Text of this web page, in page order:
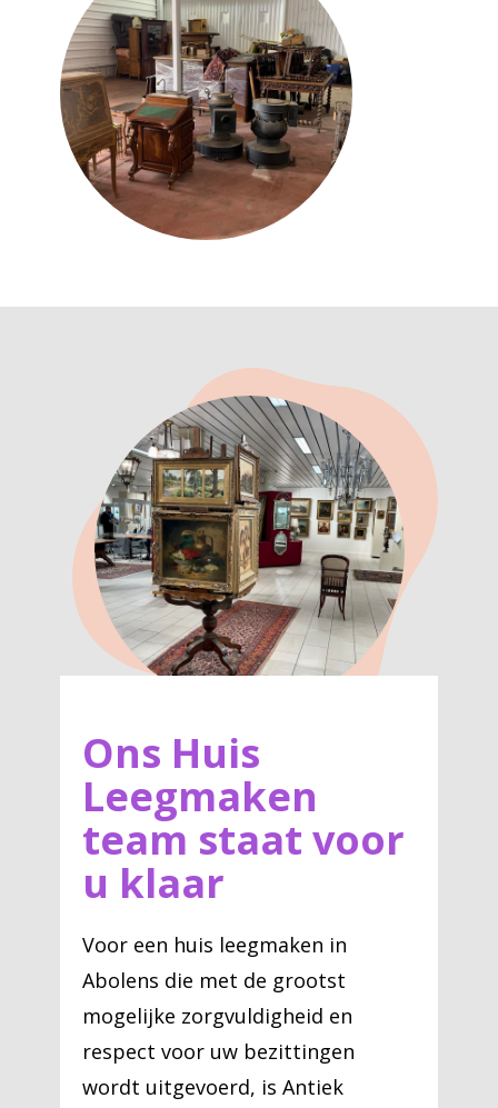
Ons Huis
Leegmaken
team staat voor
u klaar
Voor een huis leegmaken in
Abolens die met de grootst
mogelijke zorgvuldigheid en
respect voor uw bezittingen
wordt uitgevoerd, is Antiek